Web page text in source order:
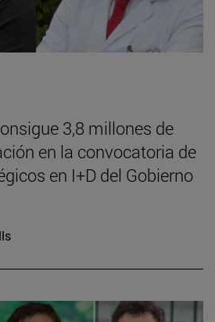
3,8 millones de
en la convocatoria de
en I+D del Gobierno